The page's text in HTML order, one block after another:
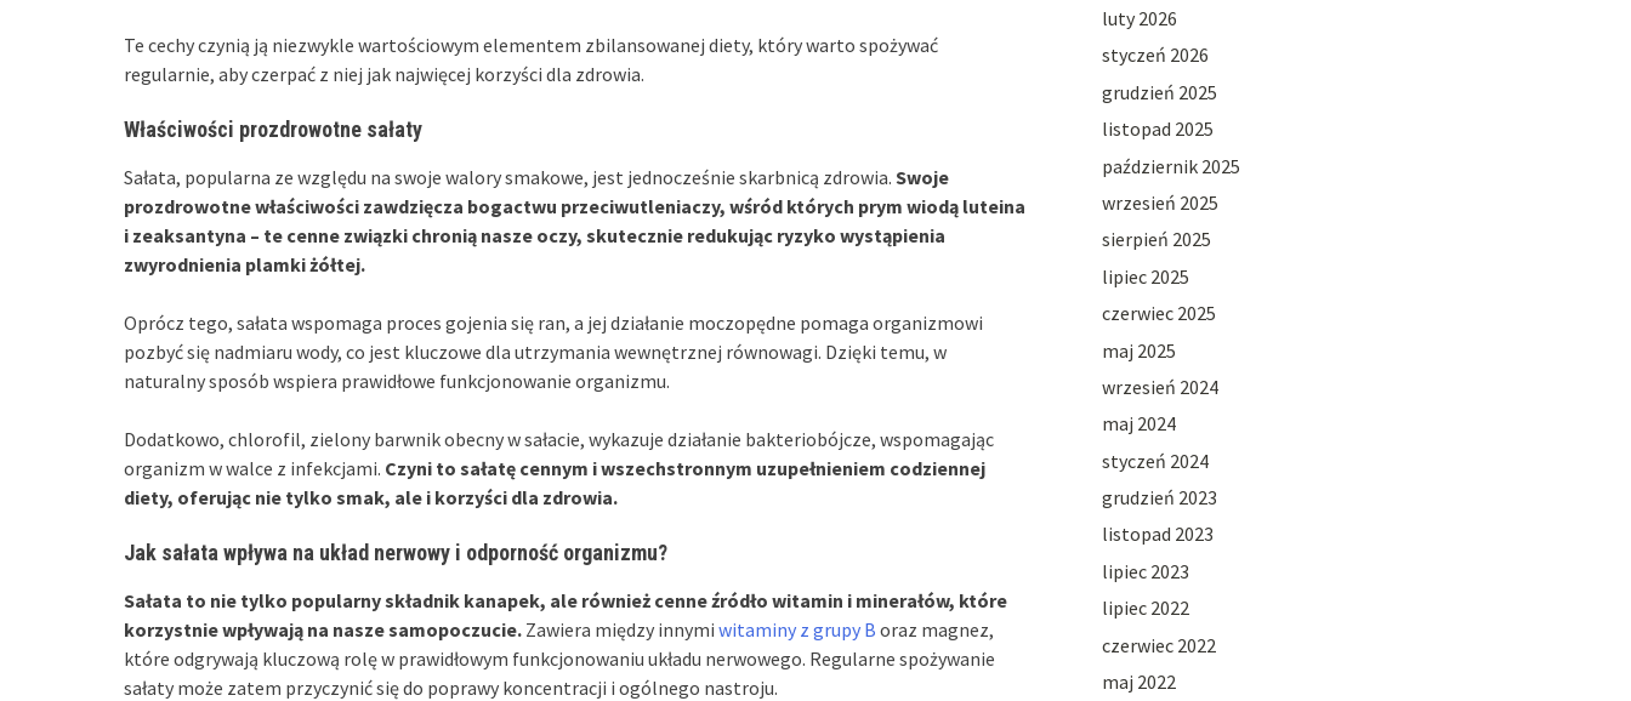
Te cechy czynią ją niezwykle wartościowym elementem zbilansowanej diety, który warto spożywać
regularnie, aby czerpać z niej jak najwięcej korzyści dla zdrowia.
Właściwości prozdrowotne sałaty
Sałata, popularna ze względu na swoje walory smakowe, jest jednocześnie skarbnicą zdrowia. Swoje
prozdrowotne właściwości zawdzięcza bogactwu przeciwutleniaczy, wśród których prym wiodą luteina
i zeaksantyna – te cenne związki chronią nasze oczy, skutecznie redukując ryzyko wystąpienia
zwyrodnienia plamki żółtej.
Oprócz tego, sałata wspomaga proces gojenia się ran, a jej działanie moczopędne pomaga organizmowi
pozbyć się nadmiaru wody, co jest kluczowe dla utrzymania wewnętrznej równowagi. Dzięki temu, w
naturalny sposób wspiera prawidłowe funkcjonowanie organizmu.
Dodatkowo, chlorofil, zielony barwnik obecny w sałacie, wykazuje działanie bakteriobójcze, wspomagając
organizm w walce z infekcjami. Czyni to sałatę cennym i wszechstronnym uzupełnieniem codziennej
diety, oferując nie tylko smak, ale i korzyści dla zdrowia.
Jak sałata wpływa na układ nerwowy i odporność organizmu?
Sałata to nie tylko popularny składnik kanapek, ale również cenne źródło witamin i minerałów, które
korzystnie wpływają na nasze samopoczucie. Zawiera między innymi witaminy z grupy B oraz magnez,
które odgrywają kluczową rolę w prawidłowym funkcjonowaniu układu nerwowego. Regularne spożywanie
sałaty może zatem przyczynić się do poprawy koncentracji i ogólnego nastroju.
luty 2026
styczeń 2026
grudzień 2025
listopad 2025
październik 2025
wrzesień 2025
sierpień 2025
lipiec 2025
czerwiec 2025
maj 2025
wrzesień 2024
maj 2024
styczeń 2024
grudzień 2023
listopad 2023
lipiec 2023
lipiec 2022
czerwiec 2022
maj 2022